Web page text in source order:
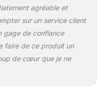
et modifiables.
: utilisant la
IPS, angle de
ultra large de 178
couleurs vives,
agréable et
sur un service client
gage de confiance
faire de ce produit un
de cœur que je ne